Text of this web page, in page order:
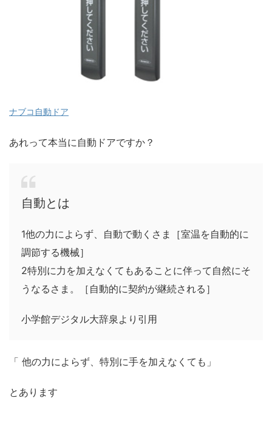
ナブコ自動ドア
あれって本当に自動ドアですか？
自動とは
1他の力によらず、自動で動くさま［室温を自動的に
調節する機械］
2特別に力を加えなくてもあることに伴って自然にそ
うなるさま。［自動的に契約が継続される］
小学館デジタル大辞泉より引用
「 他の力によらず、特別に手を加えなくても」
とあります